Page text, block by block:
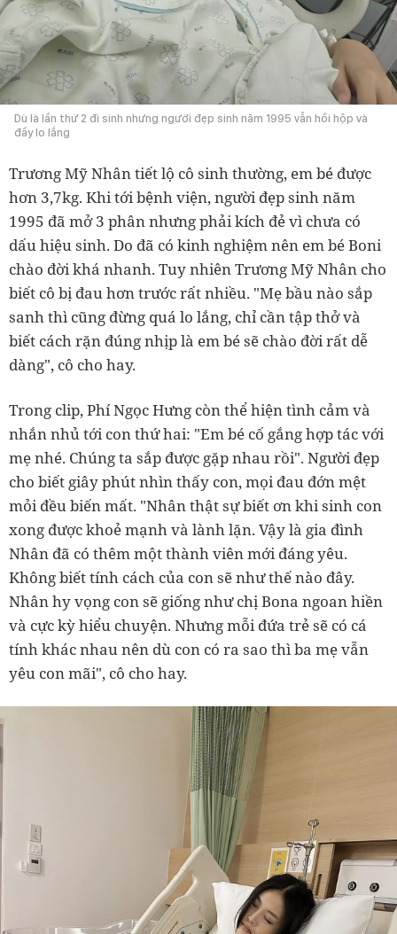
Dù là lần thứ 2 đi sinh nhưng người đẹp sinh năm 1995 vẫn hồi hộp và
đầy lo lắng
Trương Mỹ Nhân tiết lộ cô sinh thường, em bé được
hơn 3,7kg. Khi tới bệnh viện, người đẹp sinh năm
1995 đã mở 3 phân nhưng phải kích đẻ vì chưa có
dấu hiệu sinh. Do đã có kinh nghiệm nên em bé Boni
chào đời khá nhanh. Tuy nhiên Trương Mỹ Nhân cho
biết cô bị đau hơn trước rất nhiều. "Mẹ bầu nào sắp
sanh thì cũng đừng quá lo lắng, chỉ cần tập thở và
biết cách rặn đúng nhịp là em bé sẽ chào đời rất dễ
dàng", cô cho hay.
Trong clip, Phí Ngọc Hưng còn thể hiện tình cảm và
nhắn nhủ tới con thứ hai: "Em bé cố gắng hợp tác với
mẹ nhé. Chúng ta sắp được gặp nhau rồi". Người đẹp
cho biết giây phút nhìn thấy con, mọi đau đớn mệt
mỏi đều biến mất. "Nhân thật sự biết ơn khi sinh con
xong được khoẻ mạnh và lành lặn. Vậy là gia đình
Nhân đã có thêm một thành viên mới đáng yêu.
Không biết tính cách của con sẽ như thế nào đây.
Nhân hy vọng con sẽ giống như chị Bona ngoan hiền
và cực kỳ hiểu chuyện. Nhưng mỗi đứa trẻ sẽ có cá
tính khác nhau nên dù con có ra sao thì ba mẹ vẫn
yêu con mãi", cô cho hay.